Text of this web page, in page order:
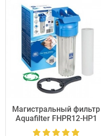
Магистральный фильтр
Aquafilter FHPR12-HP1